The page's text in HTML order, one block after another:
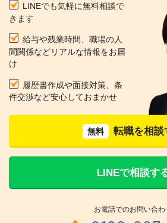
LINEでも気軽に無料相談で
きます
給与や残業時間、職場の人
間関係などリアルな情報をお届
け
履歴書作成や面接対策、条
件交渉など安心しておまかせ
無料 転職を相談
LINEで相談す
お電話でのお問い合わ